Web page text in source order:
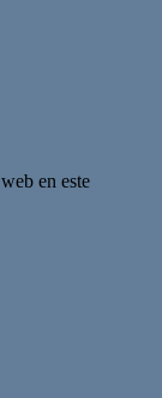
en este